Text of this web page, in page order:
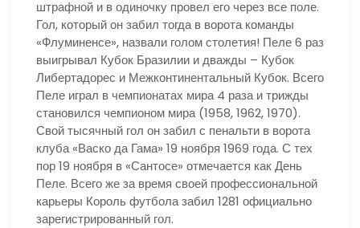
штрафной и в одиночку провел его через все поле.
Гол, который он забил тогда в ворота команды
«Флуминенсе», назвали голом столетия! Пеле 6 раз
выигрывал Кубок Бразилии и дважды – Кубок
Либертадорес и Межконтинентальный Кубок. Всего
Пеле играл в чемпионатах мира 4 раза и трижды
становился чемпионом мира (1958, 1962, 1970).
Свой тысячный гол он забил с пенальти в ворота
клуба «Васко да Гама» 19 ноября 1969 года. С тех
пор 19 ноября в «Сантосе» отмечается как День
Пеле. Всего же за время своей профессиональной
карьеры Король футбола забил 1281 официально
зарегистрированный гол.